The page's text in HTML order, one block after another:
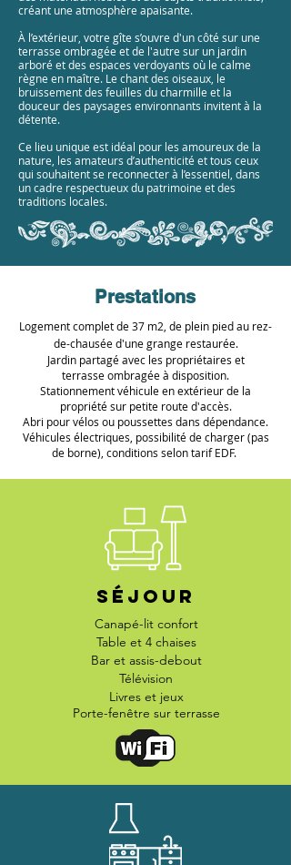
créant une atmosphère apaisante.
À l’extérieur, votre gîte s’ouvre d'un côté sur une
terrasse ombragée et de l'autre sur un jardin
arboré et des espaces verdoyants où le calme
règne en maître. Le chant des oiseaux, le
bruissement des feuilles du charmille et la
douceur des paysages environnants invitent à la
détente.
Ce lieu unique est idéal pour les amoureux de la
nature, les amateurs d’authenticité et tous ceux
qui souhaitent se reconnecter à l’essentiel, dans
un cadre respectueux du patrimoine et des
traditions locales.
Prestations
Logement complet de 37 m2, de plein pied au rez-
de-chausée d'une grange restaurée.
Jardin partagé avec les propriétaires et
terrasseombragée à disposition.
Stationnement véhicule en extérieur de la
propriété sur petiteroute d'accès.
Abri pour vélos ou poussettes dans dépendance.
Véhicules électriques, possibilité de charger (pas
de borne), conditions selon tarif EDF.
Séjour
Canapé-lit confort
Table et 4 chaises
Bar et assis-debout
Télévision
Livres et jeux
Porte-fenêtre sur terrasse